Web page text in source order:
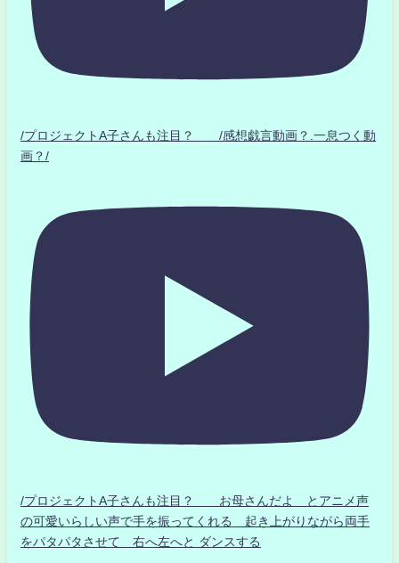
/プロジェクトA子さんも注目？ /感想戯言動画？.一息つく動
画？/
/プロジェクトA子さんも注目？ お母さんだよ とアニメ声
の可愛いらしい声で手を振ってくれる 起き上がりながら両手
をパタパタさせて 右へ左へと ダンスする